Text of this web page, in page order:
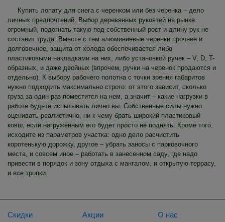
Купить лопату для снега с черенком или без черенка – дело
личных предпочтений. Выбор деревянных рукоятей на рынке
огромный, подогнать такую под собственный рост и длину рук не
составит труда. Вместе с тем алюминиевые черенки прочнее и
долговечнее, защита от холода обеспечивается либо
пластиковыми накладками на них, либо установкой ручек – V, D, T-
образных, и даже двойных (впрочем, ручки на черенок продаются и
отдельно). К выбору рабочего полотна с точки зрения габаритов
нужно подходить максимально строго: от этого зависит, сколько
груза за один раз поместится на нем, а значит – какие нагрузки в
работе будете испытывать лично вы. Собственные силы нужно
оценивать реалистично, ни к чему брать широкий пластиковый
ковш, если нагруженным его будет просто не поднять. Кроме того,
исходите из параметров участка: одно дело расчистить
коротенькую дорожку, другое – убрать заносы с парковочного
места, и совсем иное – работать в занесенном саду, где надо
привести в порядок и зону отдыха с мангалом, и открытую террасу,
и все тропки.
Скидки Акции О нас